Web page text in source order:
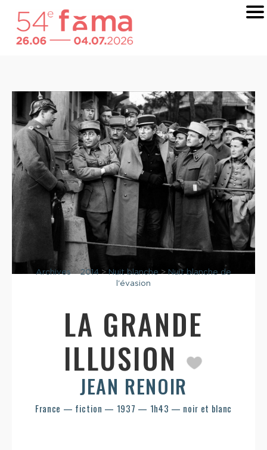
Archives>2014>Nuit blanche>Nuit blanche de
l'évasion
LA GRANDE
ILLUSION
JEAN RENOIR
France — fiction — 1937 — 1h43 — noir et blanc